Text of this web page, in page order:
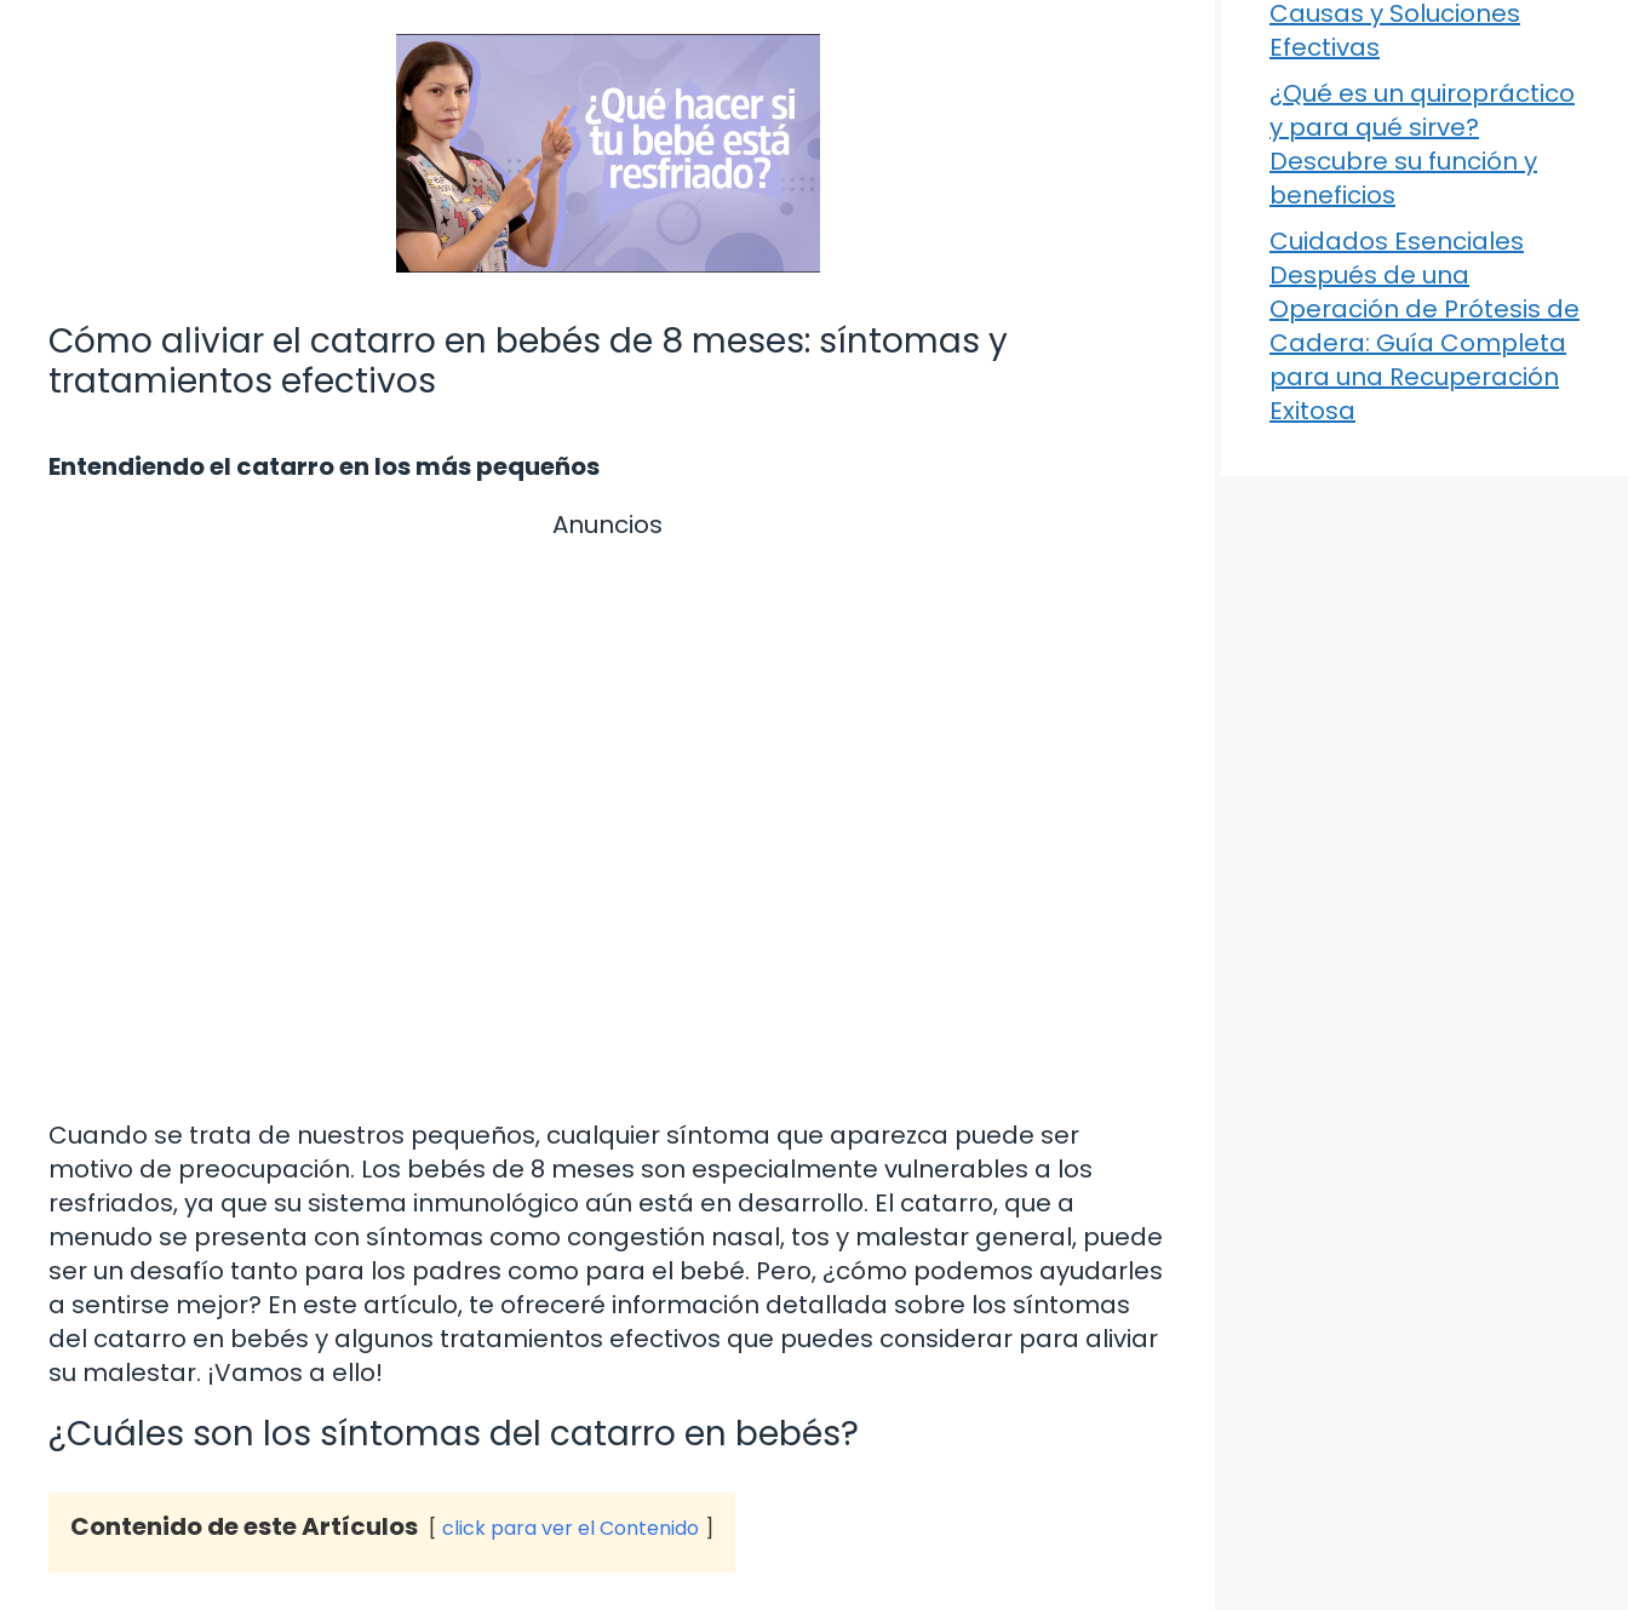
Cómo aliviar el catarro en bebés de 8 meses: síntomas y
tratamientos efectivos
Entendiendo el catarro en los más pequeños
Anuncios
Cuando se trata de nuestros pequeños, cualquier síntoma que aparezca puede ser
motivo de preocupación. Los bebés de 8 meses son especialmente vulnerables a los
resfriados, ya que su sistema inmunológico aún está en desarrollo. El catarro, que a
menudo se presenta con síntomas como congestión nasal, tos y malestar general, puede
ser un desafío tanto para los padres como para el bebé. Pero, ¿cómo podemos ayudarles
a sentirse mejor? En este artículo, te ofreceré información detallada sobre los síntomas
del catarro en bebés y algunos tratamientos efectivos que puedes considerar para aliviar
su malestar. ¡Vamos a ello!
¿Cuáles son los síntomas del catarro en bebés?
Contenido de este Artículos click para ver el Contenido
Causas y Soluciones
Efectivas
¿Qué es un quiropráctico
y para qué sirve?
Descubre su función y
beneficios
Cuidados Esenciales
Después de una
Operación de Prótesis de
Cadera: Guía Completa
para una Recuperación
Exitosa